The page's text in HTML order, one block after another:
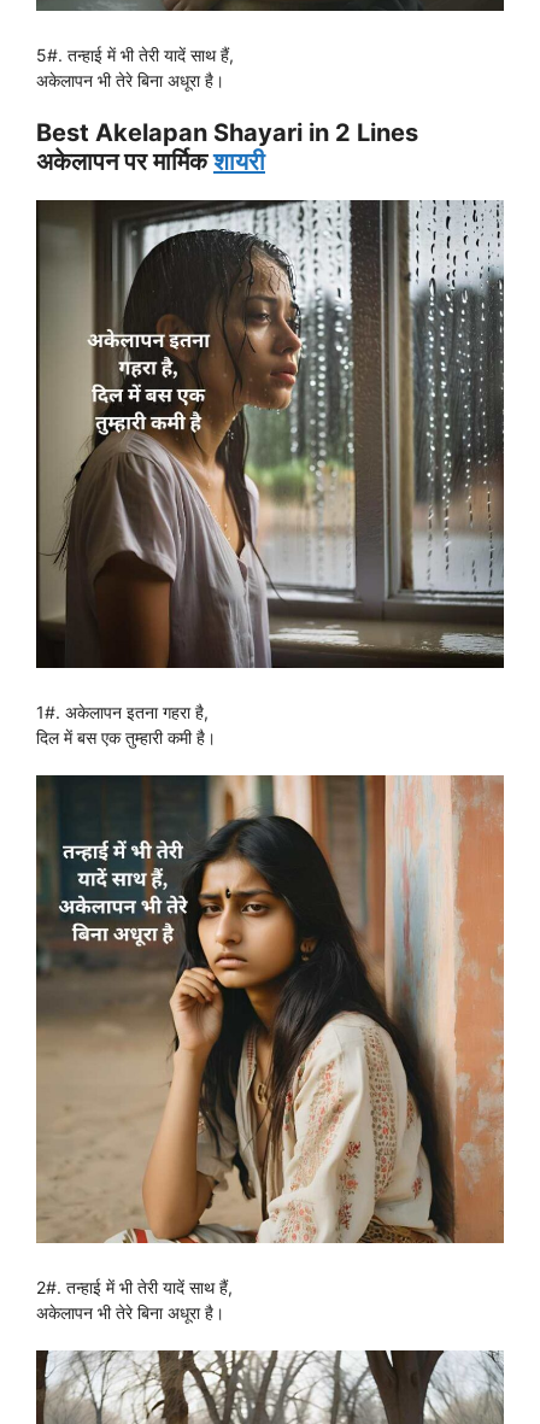
5#. तन्हाई में भी तेरी यादें साथ हैं,
अकेलापन भी तेरे बिना अधूरा है।
Best Akelapan Shayari in 2 Lines
अकेलापन पर मार्मिकशायरी
1#. अकेलापन इतना गहरा है,
दिल में बस एक तुम्हारी कमी है।
2#. तन्हाई में भी तेरी यादें साथ हैं,
अकेलापन भी तेरे बिना अधूरा है।